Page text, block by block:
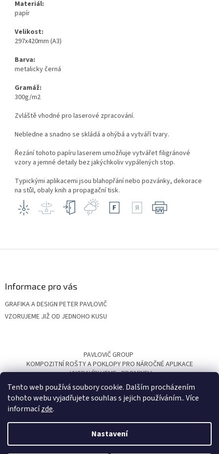
Tento web používá soubory cookie. Dalším procházením
tohoto webu vyjadřujete souhlas s jejich používáním.. Více
informacízde.
Nastavení
Materiál:
papír
Velikost:
297x420mm (A3)
Barva:
metalicky černá
Gramáž:
300g/m2
Zvláště vhodné pro laserové zpracování.
Nebledne a snadno se skládá a ohýbá a vytváří tvary.
Řezání tohoto papíru laserem umožňuje vytvářet filigránové
vzory a jemné detaily bez jakýchkoliv vypálených stop.
Typickými aplikacemi jsou blahopřání nebo pozvánky, dekorace
na stůl, obaly knih a propagační tisk.
Informace pro vás
GRAFIKA A DESIGN PETER PAVLOVIČ
VZORUJEME JIŽ OD JEDNOHO KUSU
PAVLOVIČ GROUP
KOMPOZITNÍ ROŠTY A POKLOPY PRO NÁROČNÉ APLIKACE
VYGRAVÍRUJEME PROMINELI
Vytvořil Shoptet